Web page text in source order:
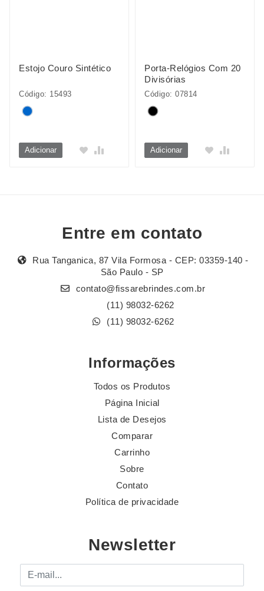
Estojo Couro Sintético
Código: 15493
Adicionar
Porta-Relógios Com 20
Divisórias
Código: 07814
Adicionar
Entre em contato
Rua Tanganica, 87 Vila Formosa - CEP: 03359-140 -
São Paulo - SP
contato@fissarebrindes.com.br
(11) 98032-6262
(11) 98032-6262
Informações
Todos os Produtos
Página Inicial
Lista de Desejos
Comparar
Carrinho
Sobre
Contato
Política de privacidade
Newsletter
E-mail